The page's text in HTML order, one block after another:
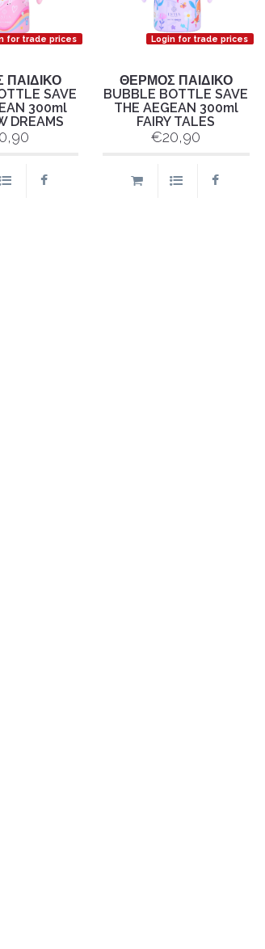
for trade prices
SAVE
300ml
DREAMS
Login for trade prices
ΘΕΡΜΟΣ ΠΑΙΔΙΚΟ
BUBBLE BOTTLE SAVE
THE AEGEAN 300ml
FAIRY TALES
€20,90